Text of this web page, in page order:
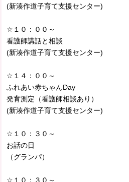
(新湊作道子育て支援センター)
☆１０：００～
看護師講話と相談
(新湊作道子育て支援センター)
☆１４：００～
ふれあい赤ちゃんDay
発育測定（看護師相談あり）
(新湊作道子育て支援センター)
☆１０：３０～
お話の日
（グランパ）
☆１０：３０～